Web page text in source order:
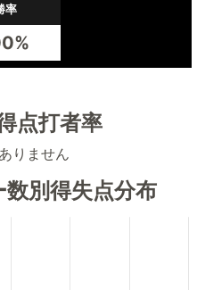
率
点打者率
りません
別得失点分布